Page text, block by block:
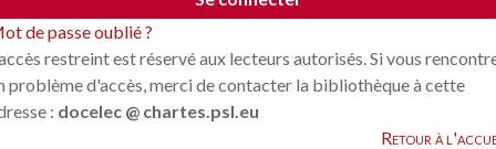
de passe oublié ?
restreint est réservé aux lecteurs autorisés. Si vous
problème d'accès, merci de contacter la bibliothèque à cette
: docelec @ chartes.psl.eu
Retour à